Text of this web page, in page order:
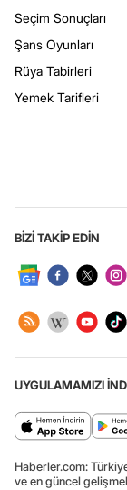
Seçim Sonuçları
Şans Oyunları
Rüya Tabirleri
Yemek Tarifleri
BİZİ TAKİP EDİN
UYGULAMAMIZI
Haberler.com:
ve en güncel